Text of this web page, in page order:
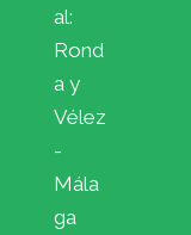
al:
Rond
a y
Vélez
-
Mála
ga